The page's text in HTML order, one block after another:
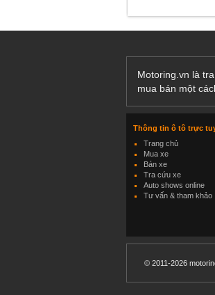
Motoring.vn là
mua bán một
Thông tin ô tô trực
Trang chủ
Mua xe
Bán xe
Tra cứu xe
Auto shows online
Tư vấn & tham khảo
© 2011-2026